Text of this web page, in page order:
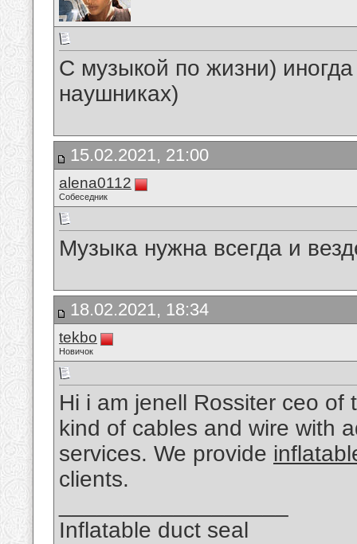
С музыкой по жизни)
наушниках)
15.02.2021, 21:00
alena0112
Собеседник
Музыка нужна всегда и
18.02.2021, 18:34
tekbo
Новичок
Hi i am jenell Rossiter ceo
kind of cables and wire with
services. We provide
clients.
Inflatable duct seal